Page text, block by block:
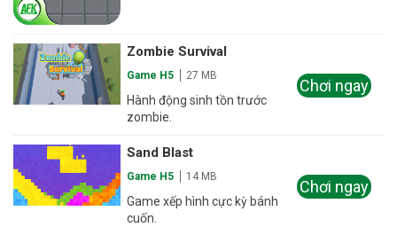
Zombie Survival
Game H5 27 MB
Hành động sinh tồn trước
zombie.
Chơi ngay
Sand Blast
Game H5 14 MB
Game xếp hình cực kỳ bánh
cuốn.
Chơi ngay